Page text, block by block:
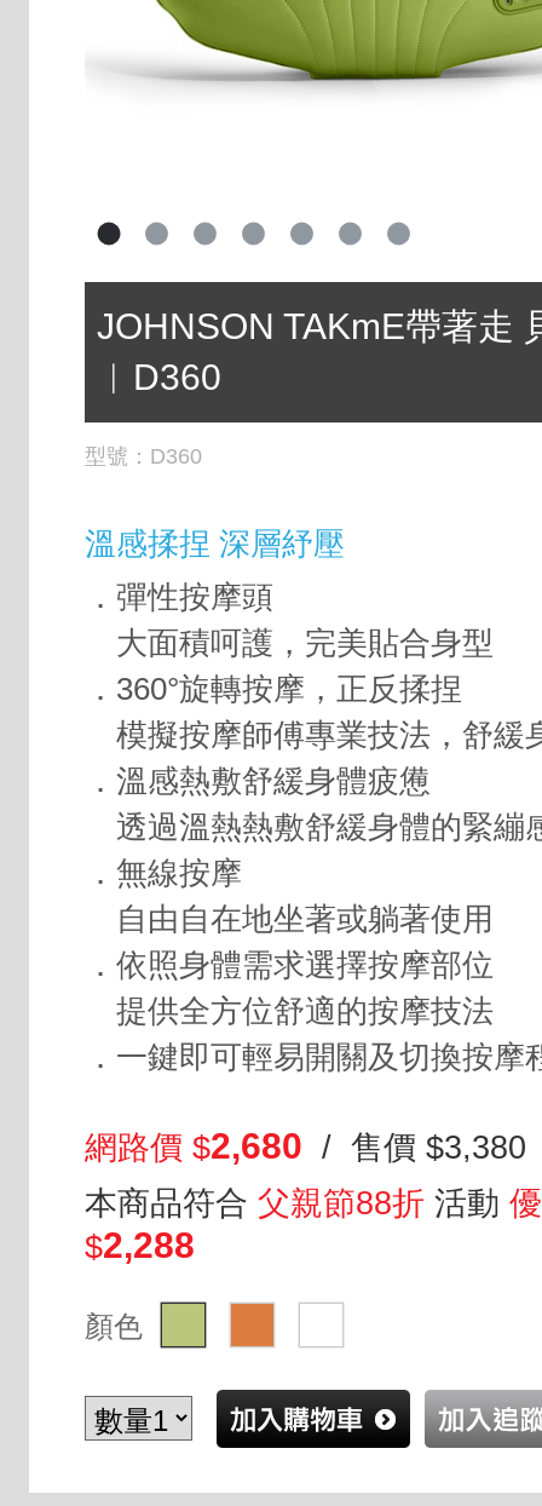
JOHNSON TAKmE帶著走
︱D360
型號： D360
溫感揉捏 深層紓壓
．彈性按摩頭
大面積呵護，完美貼合身型
．360°旋轉按摩，正反揉捏
模擬按摩師傅專業技法，舒緩
．溫感熱敷舒緩身體疲憊
透過溫熱熱敷舒緩身體的緊繃
．無線按摩
自由自在地坐著或躺著使用
．依照身體需求選擇按摩部位
提供全方位舒適的按摩技法
．一鍵即可輕易開關及切換按摩
網路價 $2,680 / 售價 $3,380
本商品符合 父親節88折 活動
$2,288
顏色